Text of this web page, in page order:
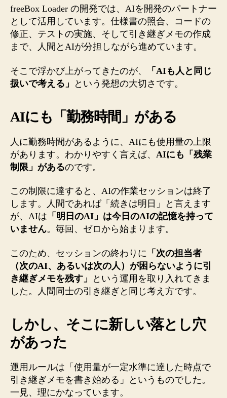
freeBox Loader の開発では、AIを開発のパートナー
として活用しています。仕様書の照合、コードの
修正、テストの実施、そして引き継ぎメモの作成
まで、人間とAIが分担しながら進めています。
そこで浮かび上がってきたのが、
「AIも人と同じ
扱いで考える」
という発想の大切さです。
AIにも「勤務時間」がある
人に勤務時間があるように、AIにも使用量の上限
があります。わかりやすく言えば、 AIにも「残業
制限」があるのです。
この制限に達すると、AIの作業セッションは終了
します。人間であれば「続きは明日」と言えます
が、AIは 「明日のAI」は今日のAIの記憶を持って
いません。毎回、ゼロから始まります。
このため、セッションの終わりに 「次の担当者
（次のAI、あるいは次の人）が困らないように引
き継ぎメモを残す」
という運用を取り入れてきま
した。人間同士の引き継ぎと同じ考え方です。
しかし、そこに新しい落とし穴
があった
運用ルールは「使用量が一定水準に達した時点で
引き継ぎメモを書き始める」というものでした。
一見、理にかなっています。